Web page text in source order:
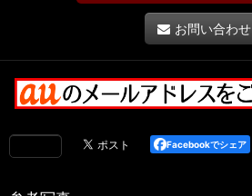
お問い合わせ
Facebookでシェア